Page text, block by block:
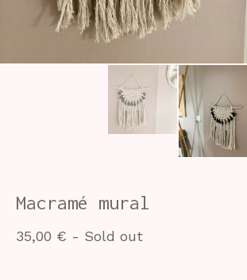
Macramé mural
35,00 € - Sold out